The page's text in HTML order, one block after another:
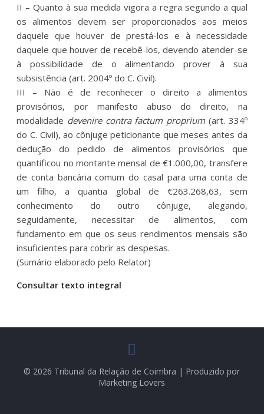
II – Quanto à sua medida vigora a regra segundo a qual
os alimentos devem ser proporcionados aos meios
daquele que houver de prestá-los e à necessidade
daquele que houver de recebê-los, devendo atender-se
à possibilidade de o alimentando prover à sua
subsistência (art. 2004º do C. Civil).
III – Não é de reconhecer o direito a alimentos
provisórios, por manifesto abuso do direito, na
modalidade devenire contra factum proprium (art. 334º
do C. Civil), ao cônjuge peticionante que meses antes da
dedução do pedido de alimentos provisórios que
quantificou no montante mensal de €1.000,00, transfere
de conta bancária comum do casal para uma conta de
um filho, a quantia global de €263.268,63, sem
conhecimento do outro cônjuge, alegando,
seguidamente, necessitar de alimentos, com
fundamento em que os seus rendimentos mensais são
insuficientes para cobrir as despesas.
(Sumário elaborado pelo Relator)
Consultar texto integral
© 2026 Tribunal da Relação de Coimbra | Produzido por
Marketing Lovers